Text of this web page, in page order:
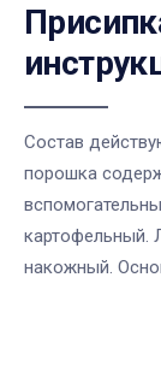
Состав
порошка
картофельный.
накожный.